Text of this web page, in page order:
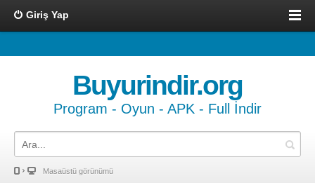
Giriş Yap
Buyurindir.org
Program - Oyun - APK - Full İndir
Masaüstü görünümü